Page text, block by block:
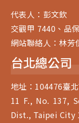
代表人：彭文欽
交觀甲 7440、品
網站聯絡人：林芳
台北總公司
地址：104476臺
11 F., No. 137,
Dist., Taipei City